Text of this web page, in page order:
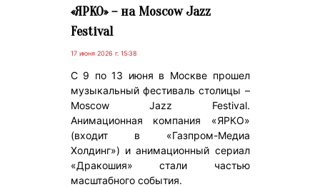
«ЯРКО» – на Moscow Jazz
Festival
17 июня 2026 г. 15:38
C 9 по 13 июня в Москве прошел
музыкальный фестиваль столицы –
Moscow Jazz Festival.
Анимационная компания «ЯРКО»
(входит в «Газпром-Медиа
Холдинг») и анимационный сериал
«Дракошия» стали частью
масштабного события.